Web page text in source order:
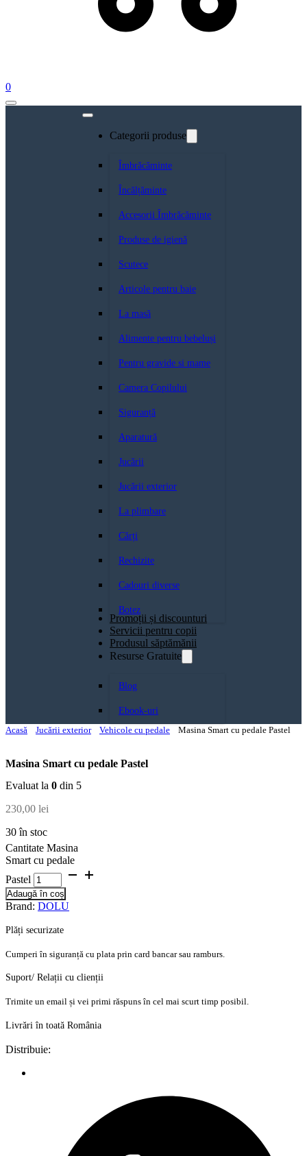
0
Categorii produse
Îmbrăcăminte
Încălțăminte
Accesorii Îmbrăcăminte
Produse de igienă
Scutece
Articole pentru baie
La masă
Alimente pentru bebeluși
Pentru gravide si mame
Camera Copilului
Siguranță
Aparatură
Jucării
Jucării exterior
La plimbare
Cărți
Rechizite
Cadouri diverse
Botez
Promoții și discounturi
Servicii pentru copii
Produsul săptămănii
Resurse Gratuite
Blog
Ebook-uri
Acasă
Jucării exterior Vehicole cu pedale Masina Smart cu pedale Pastel
Masina Smart cu pedale Pastel
Evaluat la 0 din 5
230,00 lei
30 în stoc
Cantitate Masina
Smart cu pedale
Pastel
Adaugă în coș
Brand: DOLU
Plăți securizate
Cumperi în siguranță cu plata prin card bancar sau ramburs.
Suport/ Relații cu clienții
Trimite un email și vei primi răspuns în cel mai scurt timp posibil.
Livrări în toată România
Distribuie: